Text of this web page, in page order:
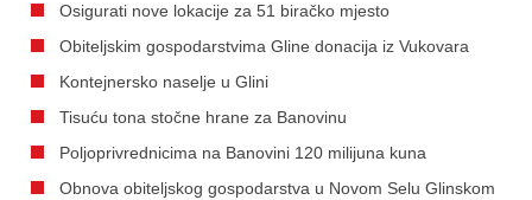
Osigurati nove lokacije za 51 biračko mjesto
Obiteljskim gospodarstvima Gline donacija iz Vukovara
Kontejnersko naselje u Glini
Tisuću tona stočne hrane za Banovinu
Poljoprivrednicima na Banovini 120 milijuna kuna
Obnova obiteljskog gospodarstva u Novom Selu Glinskom